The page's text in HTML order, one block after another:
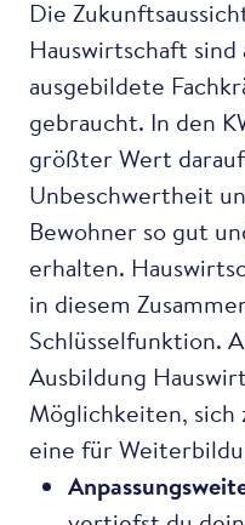
Die
Hauswirtschaft
ausgebildete
gebraucht. In den
größter Wert
Unbeschwertheit
Bewohner so gut
erhalten.
in diesem
Schlüsselfunktion.
Ausbildung
Möglichkeiten, sich
eine für